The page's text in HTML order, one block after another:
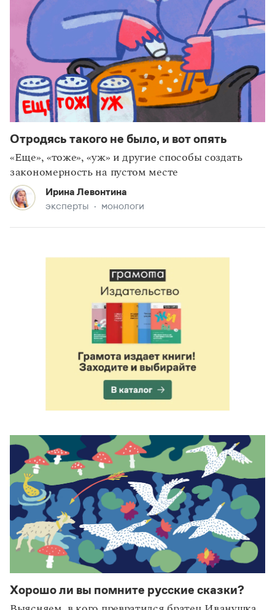
Отродясь такого не было, и вот опять
«Еще», «тоже», «уж» и другие способы создать
закономерность на пустом месте
Ирина Левонтина
эксперты монологи
Хорошо ли вы помните русские сказки?